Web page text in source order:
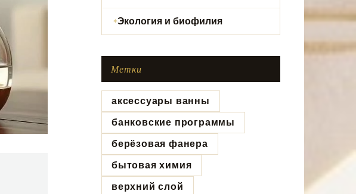
Экология и биофилия
Метки
аксессуары ванны
банковские программы
берёзовая фанера
бытовая химия
верхний слой